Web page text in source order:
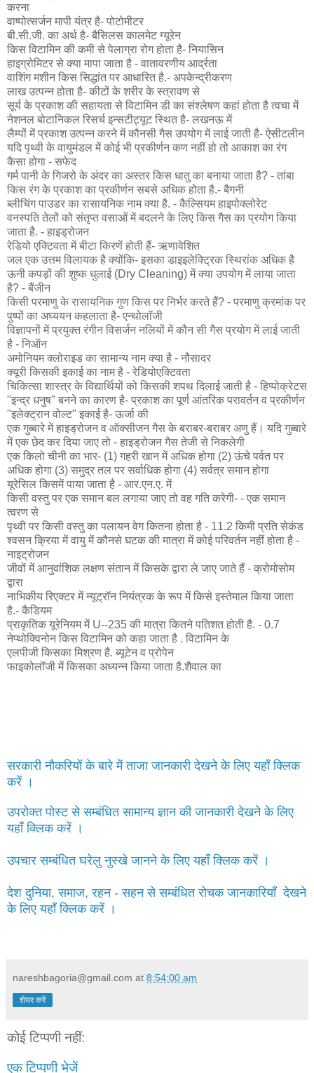
करना
वाष्पोत्सर्जन मापी यंत्र है- पोटोमीटर
बी.सी.जी. का अर्थ है- बैसिलस कालमेट ग्यूरेन
किस विटामिन की कमी से पेलाग्रा रोग होता है- नियासिन
हाइग्रोमिटर से क्या मापा जाता है - वातावरणीय आर्द्रता
वाशिंग मशीन किस सिद्धांत पर आधारित है.- अपकेन्द्रीकरण
लाख उत्पन्न होता है- कीटों के शरीर के स्त्रावण से
सूर्य के प्रकाश की सहायता से विटामिन डी का संश्लेषण कहां होता है त्वचा में
नेशनल बोटानिकल रिसर्च इन्सटीट्यूट स्थित है- लखनऊ में
लैम्पों में प्रकाश उत्पन्न करने में कौनसी गैस उपयोग में लाई जाती है- ऐसीटलीन
यदि पृथ्वी के वायुमंडल में कोई भी प्रकीर्णन कण नहीं हो तो आकाश का रंग
कैसा होगा - सफेद
गर्म पानी के गिजरो के अंदर का अस्तर किस धातु का बनाया जाता है? - तांबा
किस रंग के प्रकाश का प्रकीर्णन सबसे अधिक होता है.- बैगनी
ब्लीचिंग पाउडर का रासायनिक नाम क्या है. - कैल्सियम हाइपोक्लोरेट
वनस्पति तेलों को संतृप्त वसाओं में बदलने के लिए किस गैस का प्रयोग किया
जाता है. - हाइड्रोजन
रेडियो एक्टिवता में बीटा किरणें होती हैं- ऋणावेशित
जल एक उत्तम विलायक है क्योंकि- इसका डाइइलेक्ट्रिक स्थिरांक अधिक है
ऊनी कपड़ों की शुष्क धुलाई (Dry Cleaning) में क्या उपयोग में लाया जाता
है? - बैंजीन
किसी परमाणु के रासायनिक गुण किस पर निर्भर करते हैं? - परमाणु क्रमांक पर
पुष्पों का अघ्ययन कहलाता है- एन्थोलॉजी
विज्ञापनों में प्रयुक्त रंगीन विसर्जन नलियों में कौन सी गैस प्रयोग में लाई जाती
है - निऑन
अमोनियम क्लोराइड का सामान्य नाम क्या है - नौसादर
क्यूरी किसकी इकाई का नाम है - रेडियोएक्टिवता
चिकित्सा शास्त्र के विद्यार्थियों को किसकी शपथ दिलाई जाती है - हिप्पोक्रेटस
"इन्द्र धनुष" बनने का कारण है- प्रकाश का पूर्ण आंतरिक परावर्तन व प्रकीर्णन
"इलेक्ट्रान वोल्ट" इकाई है- ऊर्जा की
एक गुब्बारे में हाइड्रोजन व ऑक्सीजन गैस के बराबर-बराबर अणु हैं। यदि गुब्बारे
में एक छेद कर दिया जाए तो - हाइड्रोजन गैस तेजी से निकलेगी
एक किलो चीनी का भार- (1) गहरी खान में अधिक होगा (2) ऊंचे पर्वत पर
अधिक होगा (3) समुद्र तल पर सर्वाधिक होगा (4) सर्वत्र समान होगा
यूरेसिल किसमें पाया जाता है - आर.एन.ए. में
किसी वस्तु पर एक समान बल लगाया जाए तो वह गति करेगी- - एक समान
त्वरण से
पृथ्वी पर किसी वस्तु का पलायन वेग कितना होता है - 11.2 किमी प्रति सेकंड
श्वसन क्रिया में वायु में कौनसे घटक की मात्रा में कोई परिवर्तन नहीं होता है -
नाइट्रोजन
जीवों में आनुवांशिक लक्षण संतान में किसके द्वारा ले जाए जाते हैं - क्रोमोसोम
द्वारा
नाभिकीय रिएक्टर में न्यूट्रॉन नियंत्रक के रूप में किसे इस्तेमाल किया जाता
है.- कैडियम
प्राकृतिक यूरेनियम में U--235 की मात्रा कितने पतिशत होती है. - 0.7
नेप्थोक्विनोन किस विटामिन को कहा जाता है . विटामिन के
एलपीजी किसका मिश्रण है. ब्यूटेन व प्रोपेन
फाइकोलॉजी में किसका अध्यन्न किया जाता है.शैवाल का
सरकारी नौकरियों के बारे में ताजा जानकारी देखने के लिए यहाँ क्लिक
करें ।
उपरोक्त पोस्ट से सम्बंधित सामान्य ज्ञान की जानकारी देखने के लिए
यहाँ क्लिक करें ।
उपचार सम्बंधित घरेलु नुस्खे जानने के लिए यहाँ क्लिक करें ।
देश दुनिया, समाज, रहन - सहन से सम्बंधित रोचक जानकारियाँ देखने
के लिए यहाँ क्लिक करें ।
nareshbagoria@gmail.com at 8:54:00 am
शेयर करें
कोई टिप्पणी नहीं:
एक टिप्पणी भेजें